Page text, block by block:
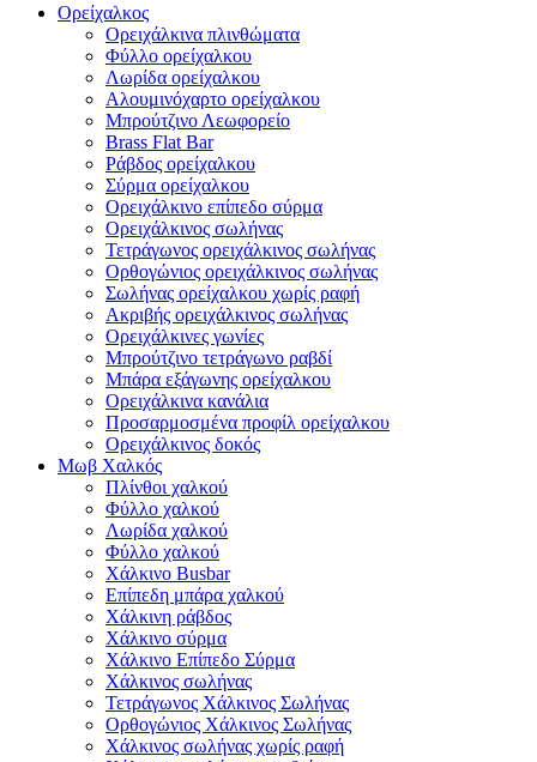
Ορείχαλκος
Ορειχάλκινα πλινθώματα
Φύλλο ορείχαλκου
Λωρίδα ορείχαλκου
Αλουμινόχαρτο ορείχαλκου
Μπρούτζινο Λεωφορείο
Brass Flat Bar
Ράβδος ορείχαλκου
Σύρμα ορείχαλκου
Ορειχάλκινο επίπεδο σύρμα
Ορειχάλκινος σωλήνας
Τετράγωνος ορειχάλκινος σωλήνας
Ορθογώνιος ορειχάλκινος σωλήνας
Σωλήνας ορείχαλκου χωρίς ραφή
Ακριβής ορειχάλκινος σωλήνας
Ορειχάλκινες γωνίες
Μπρούτζινο τετράγωνο ραβδί
Μπάρα εξάγωνης ορείχαλκου
Ορειχάλκινα κανάλια
Προσαρμοσμένα προφίλ ορείχαλκου
Ορειχάλκινος δοκός
Μωβ Χαλκός
Πλίνθοι χαλκού
Φύλλο χαλκού
Λωρίδα χαλκού
Φύλλο χαλκού
Χάλκινο Busbar
Επίπεδη μπάρα χαλκού
Χάλκινη ράβδος
Χάλκινο σύρμα
Χάλκινο Επίπεδο Σύρμα
Χάλκινος σωλήνας
Τετράγωνος Χάλκινος Σωλήνας
Ορθογώνιος Χάλκινος Σωλήνας
Χάλκινος σωλήνας χωρίς ραφή